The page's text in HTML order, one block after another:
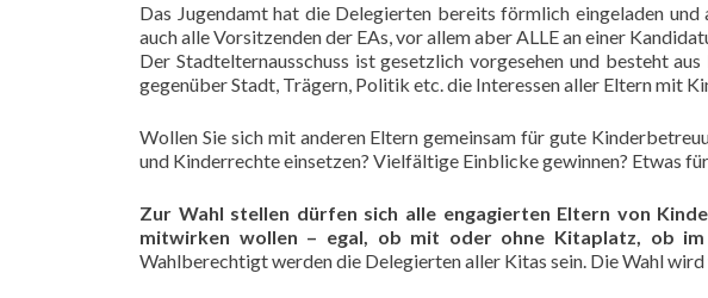
Das Jugendamt hat die Delegierten bereits förmlich eingeladen
auch alle Vorsitzenden der EAs, vor allem aber ALLE an einer
Der Stadtelternausschuss ist gesetzlich vorgesehen und besteht
gegenüber Stadt, Trägern, Politik etc. die Interessen aller Eltern mit
Wollen Sie sich mit anderen Eltern gemeinsam für gute
und Kinderrechte einsetzen? Vielfältige Einblicke gewinnen? Etwas
Zur Wahl stellen dürfen sich alle engagierten Eltern von
mitwirken wollen – egal, ob mit oder ohne Kitaplatz, ob
Wahlberechtigt werden die Delegierten aller Kitas sein. Die Wahl